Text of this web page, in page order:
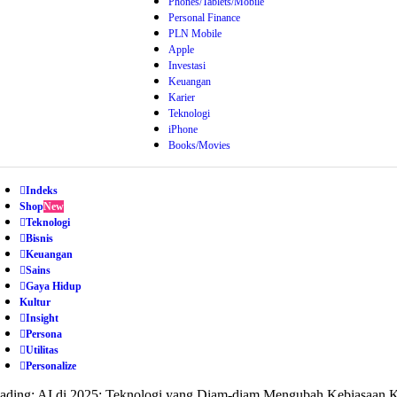
Personal Finance
PLN Mobile
Apple
Investasi
Keuangan
Karier
Teknologi
iPhone
Books/Movies
Indeks
ShopNew
Teknologi
Bisnis
Keuangan
Sains
Gaya Hidup
Kultur
Insight
Persona
Utilitas
Personalize